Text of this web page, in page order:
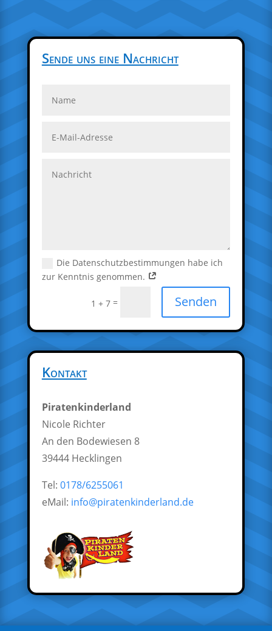
Sende uns eine Nachricht
Die Datenschutzbestimmungen habe ich
zur Kenntnis genommen.
1 + 7 = Senden
Kontakt
Piratenkinderland
Nicole Richter
An den Bodewiesen 8
39444 Hecklingen
Tel: 0178/6255061
eMail: info@piratenkinderland.de